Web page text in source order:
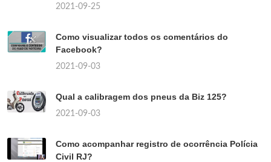
2021-09-25
Como visualizar todos os comentários do
Facebook?
2021-09-03
Qual a calibragem dos pneus da Biz 125?
2021-09-03
Como acompanhar registro de ocorrência Polícia
Civil RJ?